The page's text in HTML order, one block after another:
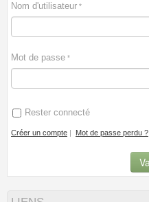
Nom d'utilisateur
Mot de passe
Rester connecté
Créer un compte | Mot de passe perdu ?